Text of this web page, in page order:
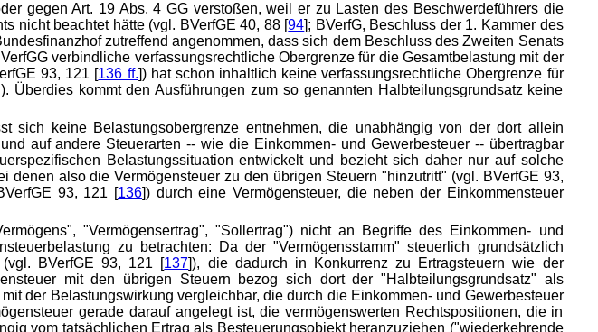
gegen Art. 19 Abs. 4 GG verstoßen, weil er zu Lasten des Beschwerdeführers die
nicht beachtet hätte (vgl. BVerfGE 40, 88 [94]; BVerfG, Beschluss der 1. Kammer des
zutreffend angenommen, dass sich dem Beschluss des Zweiten Senats
verbindliche verfassungsrechtliche Obergrenze für die Gesamtbelastung mit der
93, 121 [136 ff.]) hat schon inhaltlich keine verfassungsrechtliche Obergrenze für
kommt den Ausführungen zum so genannten Halbteilungsgrundsatz keine
sich keine Belastungsobergrenze entnehmen, die unabhängig von der dort allein
auf andere Steuerarten -- wie die Einkommen- und Gewerbesteuer -- übertragbar
Belastungssituation entwickelt und bezieht sich daher nur auf solche
also die Vermögensteuer zu den übrigen Steuern "hinzutritt" (vgl. BVerfGE 93,
93, 121 [136]) durch eine Vermögensteuer, die neben der Einkommensteuer
"Vermögensertrag", "Sollertrag") nicht an Begriffe des Einkommen- und
zu betrachten: Da der "Vermögensstamm" steuerlich grundsätzlich
(vgl. BVerfGE 93, 121 [137]), die dadurch in Konkurrenz zu Ertragsteuern wie der
mit den übrigen Steuern bezog sich dort der "Halbteilungsgrundsatz" als
der Belastungswirkung vergleichbar, die durch die Einkommen- und Gewerbesteuer
gerade darauf angelegt ist, die vermögenswerten Rechtspositionen, die in
vom tatsächlichen Ertrag als Besteuerungsobjekt heranzuziehen ("wiederkehrende